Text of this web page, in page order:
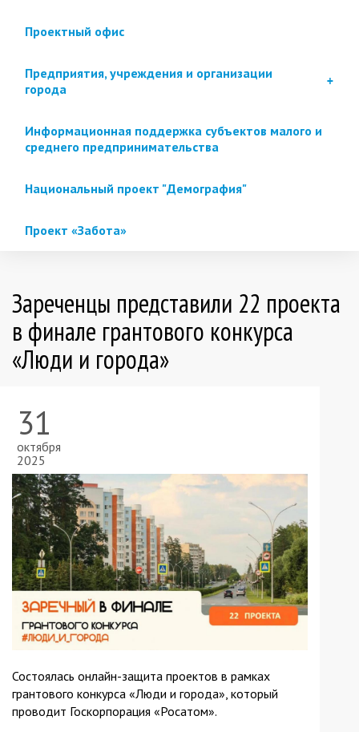
Проектный офис
Предприятия, учреждения и организации
города
Информационная поддержка субъектов малого и
среднего предпринимательства
Национальный проект "Демография"
Проект «Забота»
Зареченцы представили 22 проекта
в финале грантового конкурса
«Люди и города»
31
октября
2025
Состоялась онлайн-защита проектов в рамках
грантового конкурса «Люди и города», который
проводит Госкорпорация «Росатом».